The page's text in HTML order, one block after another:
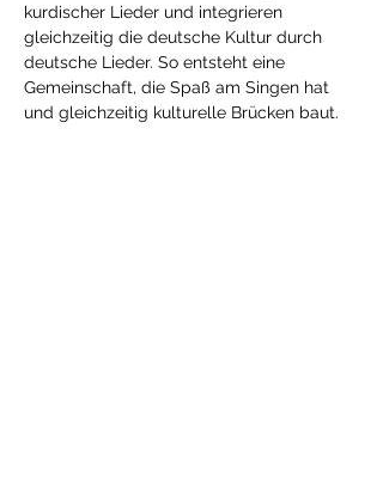
kurdischer Lieder und integrieren
gleichzeitig die deutsche Kultur durch
deutsche Lieder. So entsteht eine
Gemeinschaft, die Spaß am Singen hat
und gleichzeitig kulturelle Brücken baut.